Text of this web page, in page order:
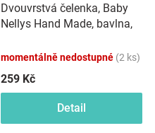
Dvouvrstvá čelenka, Baby
Nellys Hand Made, bavlna,
růžová, 80/98
momentálně nedostupné (2 ks)
259 Kč
Detail